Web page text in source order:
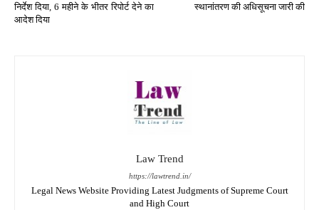
निर्देश दिया, 6 महीने के भीतर रिपोर्ट देने का
आदेश दिया
स्थानांतरण की अधिसूचना जारी की
Law Trend
https://lawtrend.in/
Legal News Website Providing Latest Judgments of Supreme Court
and High Court